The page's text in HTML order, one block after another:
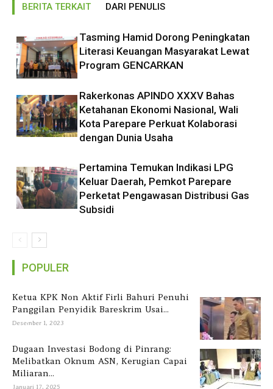
BERITA TERKAIT DARI PENULIS
Tasming Hamid Dorong Peningkatan
Literasi Keuangan Masyarakat Lewat
Program GENCARKAN
Rakerkonas APINDO XXXV Bahas
Ketahanan Ekonomi Nasional, Wali
Kota Parepare Perkuat Kolaborasi
dengan Dunia Usaha
Pertamina Temukan Indikasi LPG
Keluar Daerah, Pemkot Parepare
Perketat Pengawasan Distribusi Gas
Subsidi
POPULER
Ketua KPK Non Aktif Firli Bahuri Penuhi
Panggilan Penyidik Bareskrim Usai...
Desember 1, 2023
Dugaan Investasi Bodong di Pinrang:
Melibatkan Oknum ASN, Kerugian Capai
Miliaran...
Januari 17, 2025